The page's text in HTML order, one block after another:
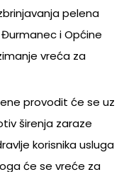
pelena
i Općine
vreća za
provodit će se uz
širenja zaraze
korisnika usluga
će se vreće za